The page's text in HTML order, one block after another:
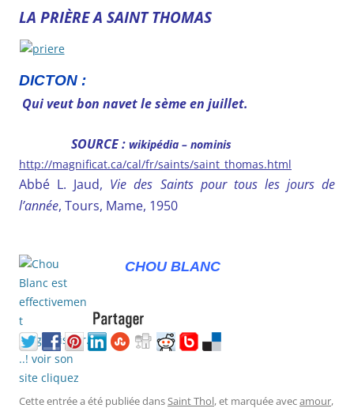
LA PRIÈRE A SAINT THOMAS
DICTON :
Qui veut bon navet le sème en juillet.
SOURCE : wikipédia – nominis
http://magnificat.ca/cal/fr/saints/saint_thomas.html
Abbé L. Jaud, Vie des Saints pour tous les jours de
l’année, Tours, Mame, 1950
CHOU BLANC
Cette entrée a été publiée dansSaint Thol, et marquée avecamour,